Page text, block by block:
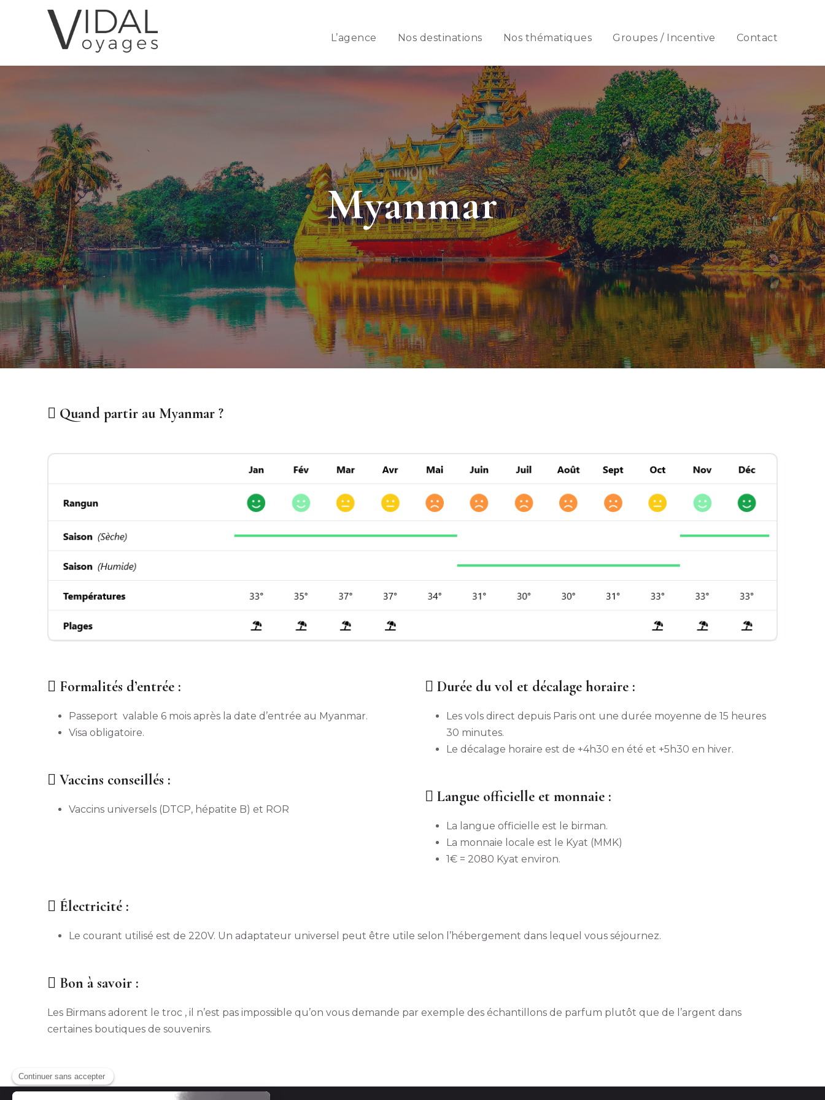
L’agence Nos destinations Nos thématiques Groupes / Incentive Contact
Myanmar
Quand partir au Myanmar ?
Formalités d’entrée :
Passeport valable 6 mois après la date d’entrée au Myanmar.
Visa obligatoire.
Vaccins conseillés :
Vaccins universels (DTCP, hépatite B) et ROR
Durée du vol et décalage horaire :
Les vols direct depuis Paris ont une durée moyenne de 15 heures
30 minutes.
Le décalage horaire est de +4h30 en été et +5h30 en hiver.
Langue officielle et monnaie :
La langue officielle est le birman.
La monnaie locale est le Kyat (MMK)
1€ = 2080 Kyat environ.
Électricité :
Le courant utilisé est de 220V. Un adaptateur universel peut être utile selon l’hébergement dans lequel vous séjournez.
Bon à savoir :
Les Birmans adorent le troc , il n’est pas impossible qu’on vous demande par exemple des échantillons de parfum plutôt que de l’argent dans
certaines boutiques de souvenirs.